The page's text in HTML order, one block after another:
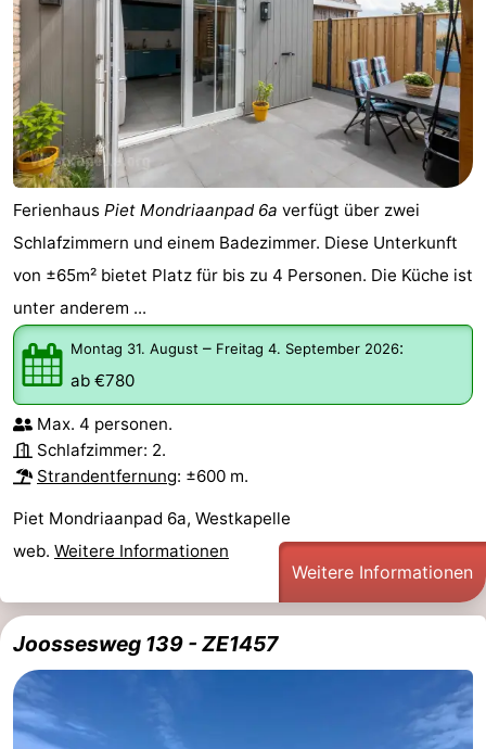
Ferienhaus Piet Mondriaanpad 6a verfügt über zwei
Schlafzimmern und einem Badezimmer. Diese Unterkunft
von ±65m² bietet Platz für bis zu 4 Personen. Die Küche ist
unter anderem ...
Montag 31. August – Freitag 4. September 2026:
ab €780
Max. 4 personen.
Schlafzimmer: 2.
Strandentfernung: ±600 m.
Piet Mondriaanpad 6a, Westkapelle
web. Weitere Informationen
Weitere Informationen
Joossesweg 139 - ZE1457